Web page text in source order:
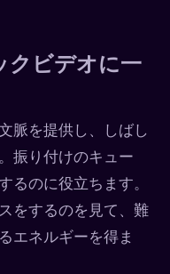
クビデオに一
脈を提供し、しばし
振り付けのキュー
るのに役立ちます。
をするのを見て、難
エネルギーを得ま